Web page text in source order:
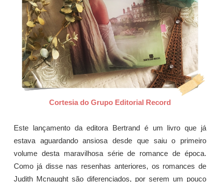
Cortesia do Grupo Editorial Record
Este lançamento da editora Bertrand é um livro que já
estava aguardando ansiosa desde que saiu o primeiro
volume desta maravilhosa série de romance de época.
Como já disse nas resenhas anteriores, os romances de
Judith Mcnaught são diferenciados, por serem um pouco